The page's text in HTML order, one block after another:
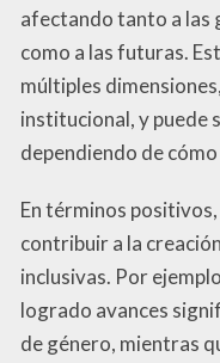
afectando tanto a las
como a las futuras.
múltiples
institucional, y puede
dependiendo de
En términos
contribuir a la
inclusivas. Por
logrado avances
de género, mientras